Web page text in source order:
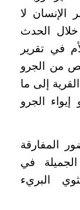
الإنسان لا
الحدث
في تقرير
من الجرو
إلى ما
الجرو
المفارقة
في
البريء